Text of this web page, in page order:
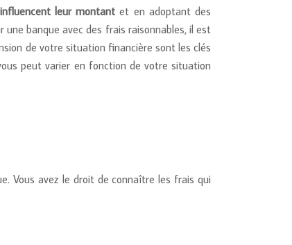
leur montant et en adoptant des
banque avec des frais raisonnables, il est
de votre situation financière sont les clés
peut varier en fonction de votre situation
Vous avez le droit de connaître les frais qui